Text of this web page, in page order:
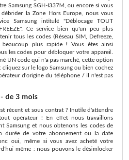
Samsung SGH-I337M, ou encore si vous
la Zone Hors Europe, nous vous
Samsung intitulé "Déblocage TOUT
Ce service bien qu'un peu plus
tous les codes (Réseau SIM, Defreeze,
plus rapide ! Vous êtes ainsi
les codes pour débloquer votre appareil.
UN code qui n'a pas marché, cette option
sur le logo Samsung ou bien cochez
d'origine du téléphone / il n'est pas
de 3 mois
récent et sous contrat ? Inutile d'attendre
opérateur ! En effet nous travaillons
Samsung et nous obtenons les codes de
durée de votre abonnement ou la date
oui, même si vous avez acheté votre
même : nous pouvons le désimlocker